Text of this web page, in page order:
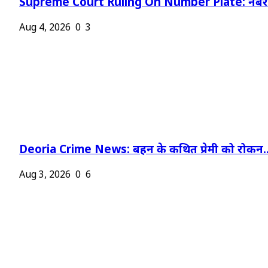
Supreme Court Ruling On Number Plate:
Aug 4, 2026 0 3
Deoria Crime News: बहन के कथित प्रेमी को
Aug 3, 2026 0 6